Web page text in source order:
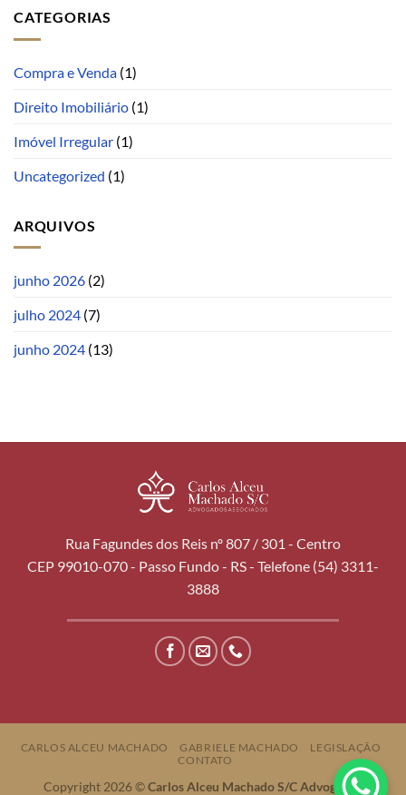
CATEGORIAS
Compra e Venda (1)
Direito Imobiliário (1)
Imóvel Irregular (1)
Uncategorized (1)
ARQUIVOS
junho 2026 (2)
julho 2024 (7)
junho 2024 (13)
Rua Fagundes dos Reis nº 807 / 301 - Centro
CEP 99010-070 - Passo Fundo - RS - Telefone (54) 3311-
3888
CARLOS ALCEU MACHADO GABRIELE MACHADO
LEGISLAÇÃO
CONTATO
Copyright 2026 ©Carlos Alceu Machado S/C Advogados